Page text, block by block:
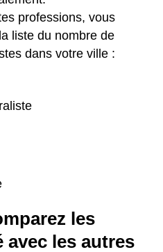
professions, vous
liste du nombre de
dans votre ville :
les
avec les autres